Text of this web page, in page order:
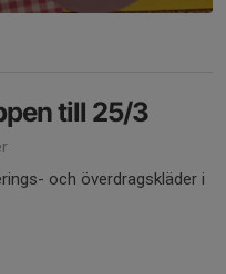
till 25/3
och överdragskläder i